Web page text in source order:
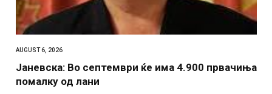
AUGUST 6, 2026
Јаневска: Во септември ќе има 4.900 првачиња
помалку од лани